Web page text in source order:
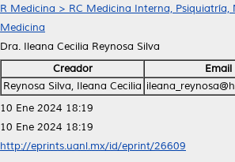
R Medicina > RC Medicina Interna, Psiquiatría,
Medicina
Dra. Ileana Cecilia Reynosa Silva
Creador
Email
Reynosa Silva, Ileana Cecilia
10 Ene 2024 18:19
10 Ene 2024 18:19
http://eprints.uanl.mx/id/eprint/26609